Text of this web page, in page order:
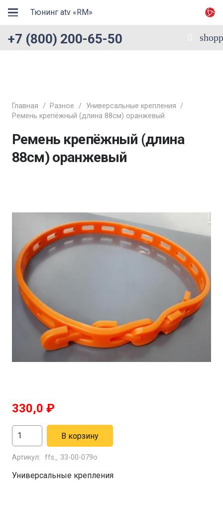
Тюнинг atv «RM»
+7 (800) 200-65-50
Главная / Разное / Универсальные крепления /
Ремень крепёжный (длина 88см) оранжевый
Ремень крепёжный (длина
88см) оранжевый
330,0 ₽
Количество
товара
Ремень
крепёжный
В корзину
Артикул: ffs_ 33-00-079o
Универсальные крепления